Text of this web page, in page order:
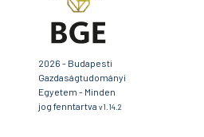
2026 - Budapesti
Gazdaságtudományi
Egyetem - Minden
jog fenntartva v1.14.2